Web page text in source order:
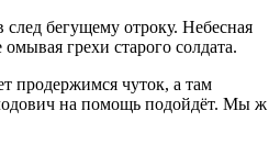
след бегущему отроку. Небесная
омывая грехи старого солдата.
чуток, а там
на помощь подойдёт. Мы ж